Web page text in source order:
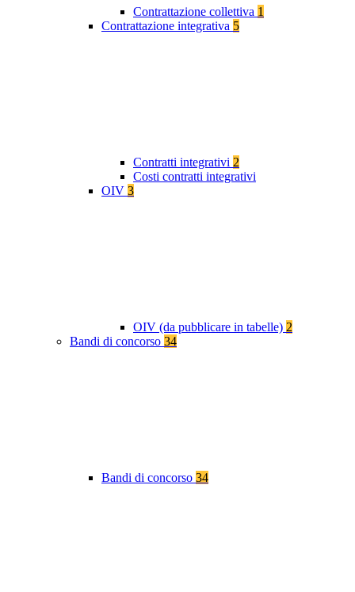
Contrattazione collettiva 1
Contrattazione integrativa 5
Contratti integrativi 2
Costi contratti integrativi
OIV 3
OIV (da pubblicare in tabelle) 2
Bandi di concorso 34
Bandi di concorso 34